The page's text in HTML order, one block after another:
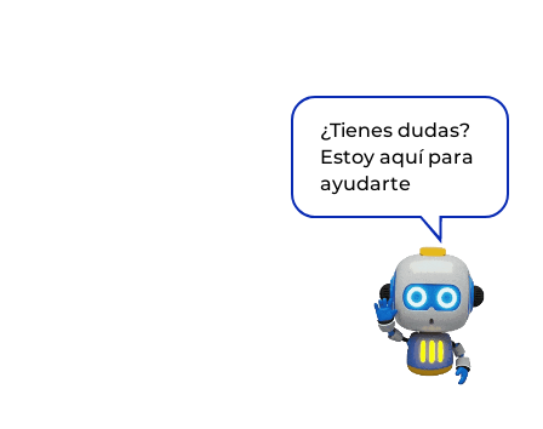
¿Tienes dudas?
Estoy aquí para
ayudarte